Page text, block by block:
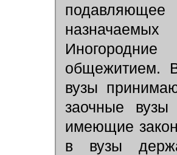
общежитием.
вузы
заочные
имеющие
в вузы